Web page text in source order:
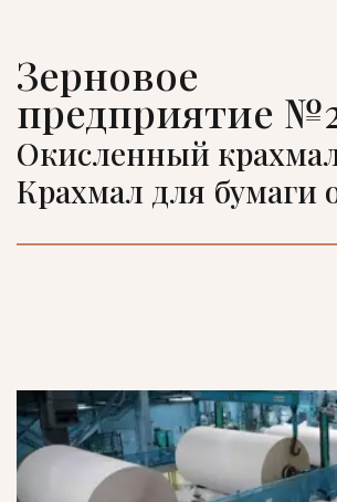
Зерновое
предприятие
Окисленный
Крахмал для бумаги